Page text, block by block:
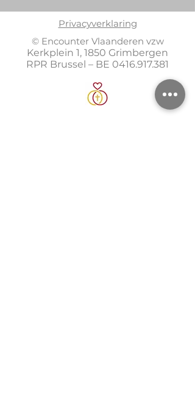
Privacyverklaring
© Encounter Vlaanderen vzw
Kerkplein 1, 1850 Grimbergen
RPR Brussel – BE 0416.917.381